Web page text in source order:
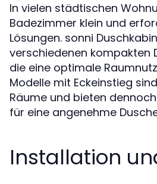
In vielen städtischen
Badezimmer klein und
Lösungen. sonni
verschiedenen kompakten
die eine optimale
Modelle mit Eckeinstieg
Räume und bieten
für eine angenehme
Installation